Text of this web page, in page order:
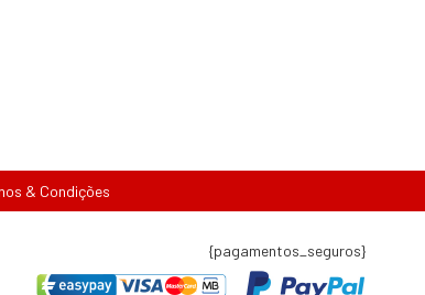
& Condições
{pagamentos_seguros}